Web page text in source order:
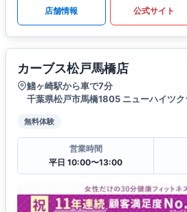
店舗情報 公式サイト
カーブス松戸馬橋店
鰭ヶ崎駅から車で7分
千葉県松戸市馬橋1805 ニューハイツク
無料体験
営業時間
平日 10:00〜13:00